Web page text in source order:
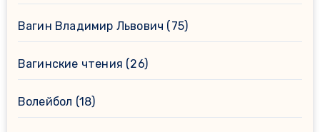
Вагин Владимир Львович (75)
Вагинские чтения (26)
Волейбол (18)